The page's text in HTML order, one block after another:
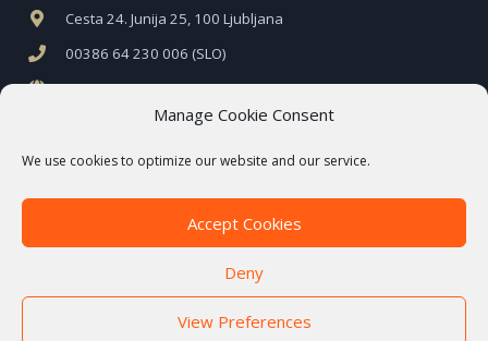
Manage Cookie Consent
We use cookies to optimize our website and our service.
Accept Cookies
Deny
View Preferences
Cesta 24. Junija 25, 100 Ljubljana
00386 64 230 006 (SLO)
www.c21.si
Powered by C21 Novogradnje